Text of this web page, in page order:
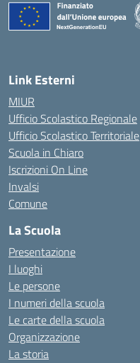
Link Esterni
MIUR
Ufficio Scolastico Regionale
Ufficio Scolastico Territoriale
Scuola in Chiaro
Iscrizioni On Line
Invalsi
Comune
La Scuola
Presentazione
I luoghi
Le persone
I numeri della scuola
Le carte della scuola
Organizzazione
La storia